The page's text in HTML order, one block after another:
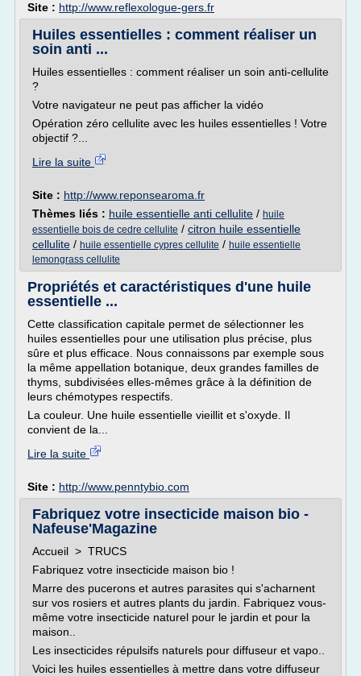
Site : http://www.reflexologue-gers.fr
Huiles essentielles : comment réaliser un
soin anti ...
Huiles essentielles : comment réaliser un soin anti-cellulite
?
Votre navigateur ne peut pas afficher la vidéo
Opération zéro cellulite avec les huiles essentielles ! Votre
objectif ?...
Lire la suite
Site : http://www.reponsearoma.fr
Thèmes liés : huile essentielle anti cellulite / huile
essentielle bois de cedre cellulite / citron huile essentielle
cellulite / huile essentielle cypres cellulite / huile essentielle
lemongrass cellulite
Propriétés et caractéristiques d'une huile
essentielle ...
Cette classification capitale permet de sélectionner les
huiles essentielles pour une utilisation plus précise, plus
sûre et plus efficace. Nous connaissons par exemple sous
la même appellation botanique, deux grandes familles de
thyms, subdivisées elles-mêmes grâce à la définition de
leurs chémotypes respectifs.
La couleur. Une huile essentielle vieillit et s'oxyde. Il
convient de la...
Lire la suite
Site : http://www.penntybio.com
Fabriquez votre insecticide maison bio -
Nafeuse'Magazine
Accueil > TRUCS
Fabriquez votre insecticide maison bio !
Marre des pucerons et autres parasites qui s'acharnent
sur vos rosiers et autres plants du jardin. Fabriquez vous-
même votre insecticide naturel pour le jardin et pour la
maison..
Les insecticides répulsifs naturels pour diffuseur et vapo..
Voici les huiles essentielles à mettre dans votre diffuseur